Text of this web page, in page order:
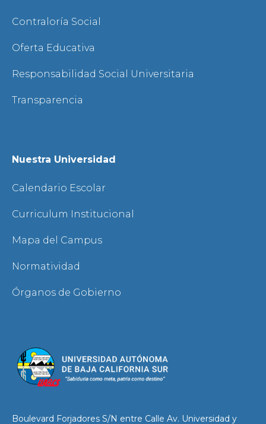
Contraloría Social
Oferta Educativa
Responsabilidad Social Universitaria
Transparencia
Nuestra Universidad
Calendario Escolar
Curriculum Institucional
Mapa del Campus
Normatividad
Órganos de Gobierno
Boulevard Forjadores S/N entre Calle Av. Universidad y